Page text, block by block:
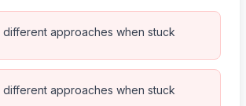
different approaches when stuck
different approaches when stuck